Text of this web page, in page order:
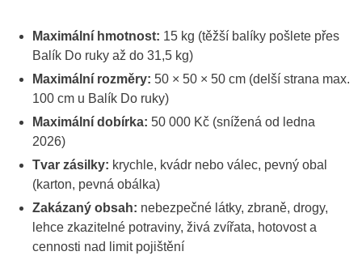
Maximální hmotnost: 15 kg (těžší balíky pošlete přes
Balík Do ruky až do 31,5 kg)
Maximální rozměry: 50 × 50 × 50 cm (delší strana max.
100 cm u Balík Do ruky)
Maximální dobírka: 50 000 Kč (snížená od ledna
2026)
Tvar zásilky: krychle, kvádr nebo válec, pevný obal
(karton, pevná obálka)
Zakázaný obsah: nebezpečné látky, zbraně, drogy,
lehce zkazitelné potraviny, živá zvířata, hotovost a
cennosti nad limit pojištění